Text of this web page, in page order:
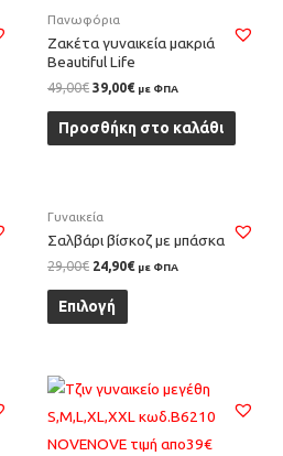
Πανωφόρια
Ζακέτα γυναικεία μακριά
Beautiful Life
49,00€ 39,00€ με ΦΠΑ
Προσθήκη στο καλάθι
Γυναικεία
Σαλβάρι βίσκοζ με μπάσκα
29,00€ 24,90€ με ΦΠΑ
Επιλογή